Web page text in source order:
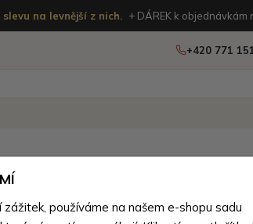
na levnější z nich. + DÁREK k objednávkám
+420 771
Dámské opasky > Dámské opasky podle
používáme na našem e-shopu sadu